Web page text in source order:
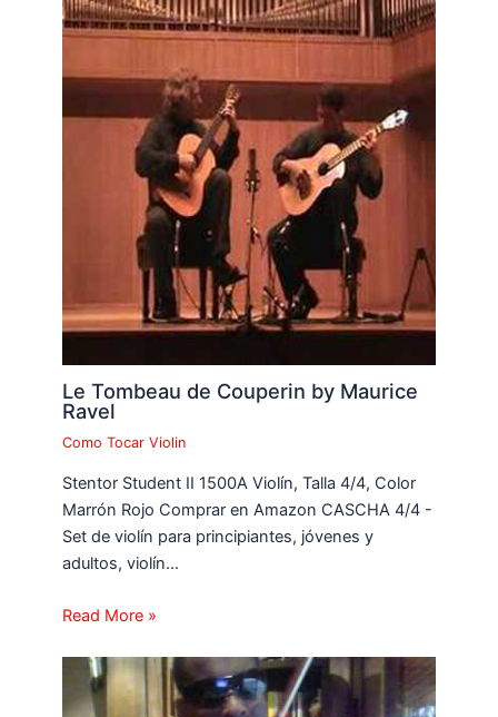
Le Tombeau de Couperin by Maurice
Ravel
Como Tocar Violin
Stentor Student II 1500A Violín, Talla 4/4, Color
Marrón Rojo Comprar en Amazon CASCHA 4/4 -
Set de violín para principiantes, jóvenes y
adultos, violín…
Read More »